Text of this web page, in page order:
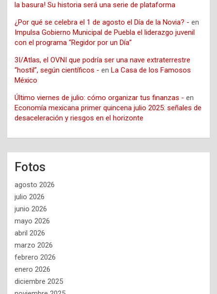
la basura! Su historia será una serie de plataforma
¿Por qué se celebra el 1 de agosto el Día de la Novia? - en
Impulsa Gobierno Municipal de Puebla el liderazgo juvenil
con el programa “Regidor por un Día”
3I/Atlas, el OVNI que podría ser una nave extraterrestre
“hostil”, según científicos - en La Casa de los Famosos
México
Último viernes de julio: cómo organizar tus finanzas - en
Economía mexicana primer quincena julio 2025: señales de
desaceleración y riesgos en el horizonte
Fotos
agosto 2026
julio 2026
junio 2026
mayo 2026
abril 2026
marzo 2026
febrero 2026
enero 2026
diciembre 2025